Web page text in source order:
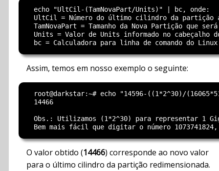
  echo "UltCil-(TamNovaPart/Units)" | bc, onde:
UltCil = Número do último cilindro da partição
TamNovaPart = Tamanho da Nova Partição que
Units = Valor de Units informado no cabeçalho
Assim, temos em nosso exemplo o seguinte:
root@darkstar:~# echo "14596-((1*2^30)/
  14466
Obs.: Utilizamos (1*2^30) para representar 1
O valor obtido (14466) corresponde ao novo valor
para o último cilindro da partição redimensionada.